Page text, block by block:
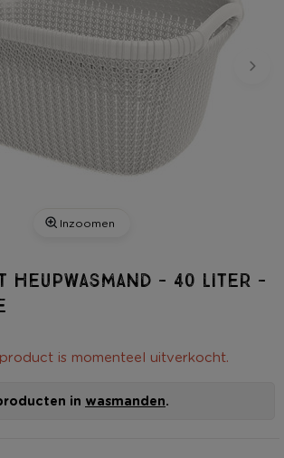
Inzoomen
heupwasmand - 40 liter -
is momenteel uitverkocht.
in wasmanden.